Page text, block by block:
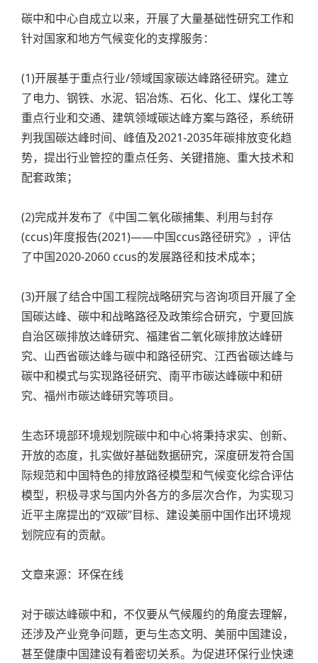
碳中和中心自成立以来，开展了大量基础性研究工作和
针对国家和地方气候变化的支撑服务：
(1)开展基于重点行业/领域国家碳达峰路径研究。建立
了电力、钢铁、水泥、铝冶炼、石化、化工、煤化工等
重点行业和交通、建筑领域碳达峰方案与路径，系统研
判我国碳达峰时间、峰值及2021-2035年碳排放变化趋
势，提出行业管控的重点任务、关键措施、重大技术和
配套政策；
(2)完成并发布了《中国二氧化碳捕集、利用与封存
(ccus)年度报告(2021)――中国ccus路径研究》，评估
了中国2020-2060 ccus的发展路径和技术成本；
(3)开展了结合中国工程院战略研究与咨询项目开展了全
国碳达峰、碳中和战略路径及政策综合研究，宁夏回族
自治区碳排放达峰研究、福建省二氧化碳排放达峰研
究、山西省碳达峰与碳中和路径研究、江西省碳达峰与
碳中和模式与实现路径研究、南平市碳达峰碳中和研
究、福州市碳达峰研究等项目。
生态环境部环境规划院碳中和中心将秉持求实、创新、
开放的态度，扎实做好基础数据研究，深度研发符合国
际规范和中国特色的排放路径模型和气候变化综合评估
模型，积极寻求与国内外各方的多层次合作，为实现习
近平主席提出的“双碳”目标、建设美丽中国作出环境规
划院应有的贡献。
文章来源：环保在线
对于碳达峰碳中和，不仅要从气候履约的角度去理解，
还涉及产业竞争问题，更与生态文明、美丽中国建设，
甚至健康中国建设有着密切关系。为促进环保行业快速